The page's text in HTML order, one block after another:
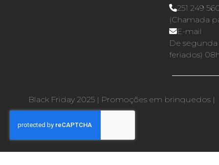
251 249
(Chamada
E-mail
De segunda
feriados)
Black Friday 2025 | Promoções em brinquedos |